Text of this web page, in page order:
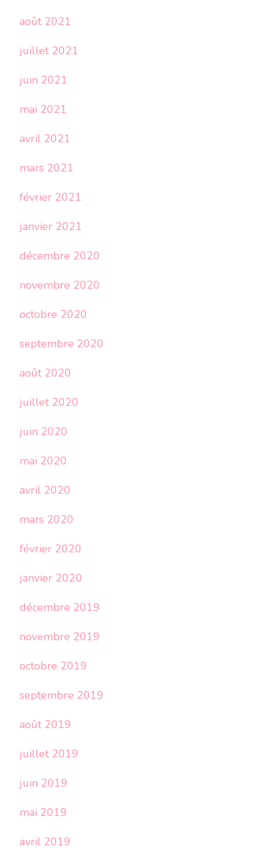
août 2021
juillet 2021
juin 2021
mai 2021
avril 2021
mars 2021
février 2021
janvier 2021
décembre 2020
novembre 2020
octobre 2020
septembre 2020
août 2020
juillet 2020
juin 2020
mai 2020
avril 2020
mars 2020
février 2020
janvier 2020
décembre 2019
novembre 2019
octobre 2019
septembre 2019
août 2019
juillet 2019
juin 2019
mai 2019
avril 2019